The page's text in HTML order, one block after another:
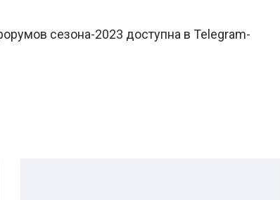
сезона-2023 доступна в Telegram-